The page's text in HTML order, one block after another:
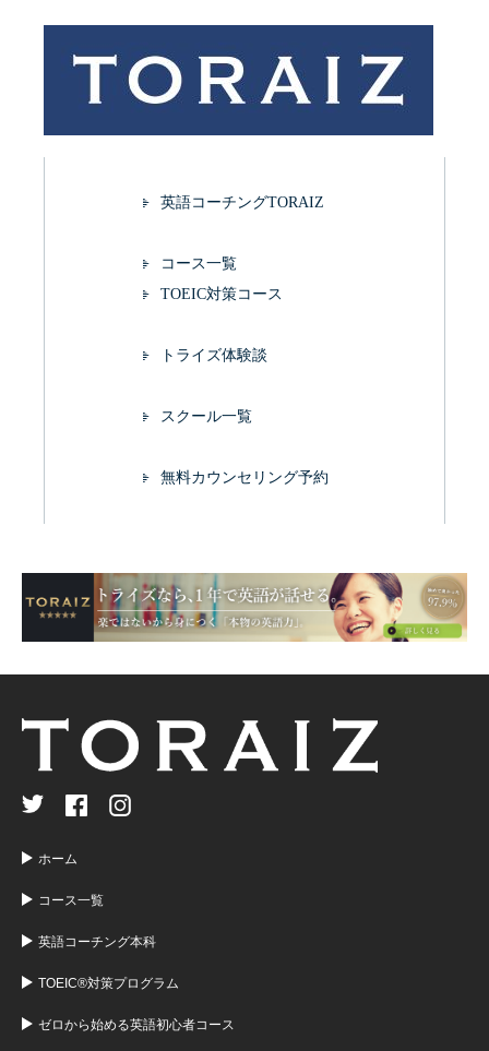
英語コーチングTORAIZ
コース一覧
TOEIC対策コース
トライズ体験談
スクール一覧
無料カウンセリング予約
ホーム
コース一覧
英語コーチング本科
TOEIC®対策プログラム
ゼロから始める英語初心者コース